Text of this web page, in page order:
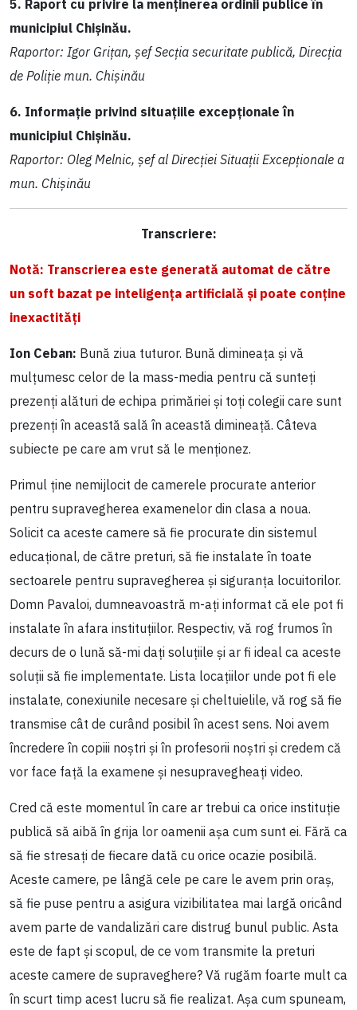
5. Raport cu privire la menținerea ordinii publice în
municipiul Chișinău.
Raportor: Igor Grițan, șef Secția securitate publică, Direcția
de Poliție mun. Chișinău
6. Informație privind situațiile excepționale în
municipiul Chișinău.
Raportor: Oleg Melnic, șef al Direcției Situații Excepționale a
mun. Chișinău
Transcriere:
Notă: Transcrierea este generată automat de către
un soft bazat pe inteligența artificială și poate conține
inexactități
Ion Ceban: Bună ziua tuturor. Bună dimineața și vă
mulțumesc celor de la mass-media pentru că sunteți
prezenți alături de echipa primăriei și toți colegii care sunt
prezenți în această sală în această dimineață. Câteva
subiecte pe care am vrut să le menționez.
Primul ține nemijlocit de camerele procurate anterior
pentru supravegherea examenelor din clasa a noua.
Solicit ca aceste camere să fie procurate din sistemul
educațional, de către preturi, să fie instalate în toate
sectoarele pentru supravegherea și siguranța locuitorilor.
Domn Pavaloi, dumneavoastră m-ați informat că ele pot fi
instalate în afara instituțiilor. Respectiv, vă rog frumos în
decurs de o lună să-mi dați soluțiile și ar fi ideal ca aceste
soluții să fie implementate. Lista locațiilor unde pot fi ele
instalate, conexiunile necesare și cheltuielile, vă rog să fie
transmise cât de curând posibil în acest sens. Noi avem
încredere în copiii noștri și în profesorii noștri și credem că
vor face față la examene și nesupravegheați video.
Cred că este momentul în care ar trebui ca orice instituție
publică să aibă în grija lor oamenii așa cum sunt ei. Fără ca
să fie stresați de fiecare dată cu orice ocazie posibilă.
Aceste camere, pe lângă cele pe care le avem prin oraș,
să fie puse pentru a asigura vizibilitatea mai largă oricând
avem parte de vandalizări care distrug bunul public. Asta
este de fapt și scopul, de ce vom transmite la preturi
aceste camere de supraveghere? Vă rugăm foarte mult ca
în scurt timp acest lucru să fie realizat. Așa cum spuneam,